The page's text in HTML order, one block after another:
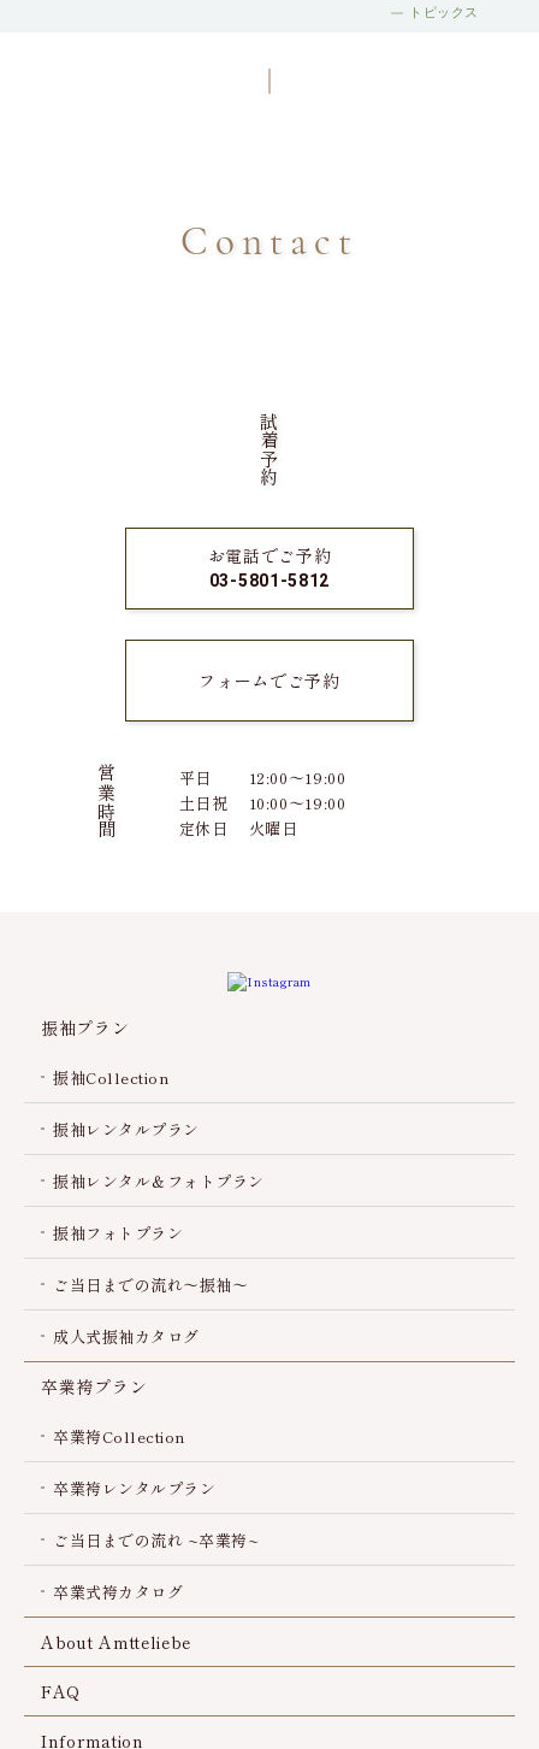
トピックス
Contact
試着予約
お電話でご予約
03-5801-5812
フォームでご予約
営業時間 平日
12:00～19:00
土日祝
10:00～19:00
定休日
火曜日
振袖プラン
振袖Collection
振袖レンタルプラン
振袖レンタル＆フォトプラン
振袖フォトプラン
ご当日までの流れ～振袖～
成人式振袖カタログ
卒業袴プラン
卒業袴Collection
卒業袴レンタルプラン
ご当日までの流れ ~卒業袴~
卒業式袴カタログ
About Amtteliebe
FAQ
Information